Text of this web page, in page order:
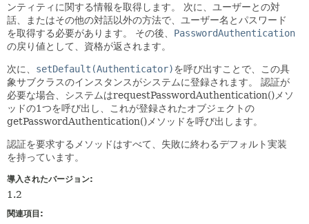
ンティティに関する情報を取得します。
次に、ユーザーとの対
話、またはその他の対話以外の方法で、ユーザー名とパスワード
を取得する必要があります。
その後、 PasswordAuthentication
の戻り値として、資格が返されます。
次に、 setDefault(Authenticator)を呼び出すことで、この具
象サブクラスのインスタンスがシステムに登録されます。
認証が
必要な場合、システムはrequestPasswordAuthentication()メソ
ッドの1つを呼び出し、これが登録されたオブジェクトの
getPasswordAuthentication()メソッドを呼び出します。
認証を要求するメソッドはすべて、失敗に終わるデフォルト実装
を持っています。
導入されたバージョン:
1.2
関連項目: